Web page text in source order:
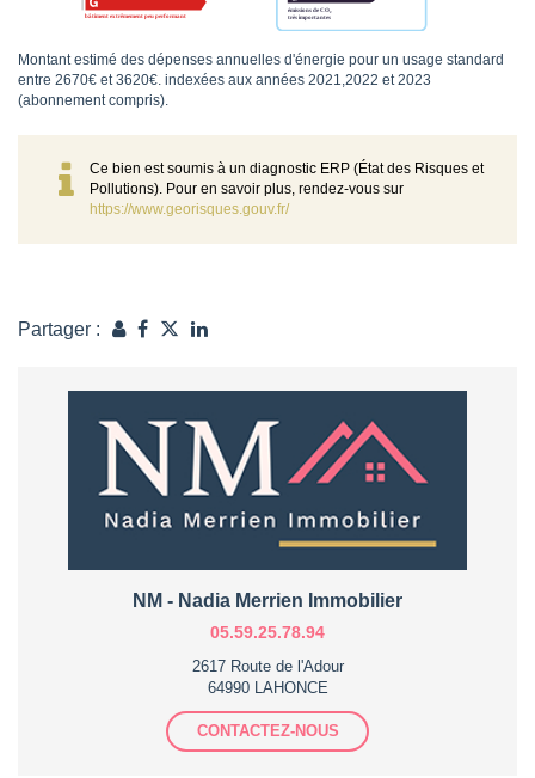
Montant estimé des dépenses annuelles d'énergie pour un usage standard
entre 2670€ et 3620€. indexées aux années 2021,2022 et 2023
(abonnement compris).
Ce bien est soumis à un diagnostic ERP (État des Risques et
Pollutions). Pour en savoir plus, rendez-vous sur
https://www.georisques.gouv.fr/
Partager :
NM - Nadia Merrien Immobilier
05.59.25.78.94
2617 Route de l'Adour
64990 LAHONCE
CONTACTEZ-NOUS